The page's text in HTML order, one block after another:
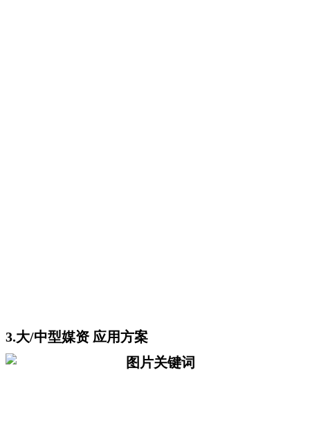
3.大/中型媒资 应用方案